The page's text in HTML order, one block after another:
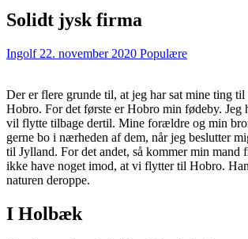
Solidt jysk firma
Ingolf 22. november 2020 Populære
Der er flere grunde til, at jeg har sat mine ting
Hobro. For det første er Hobro min fødeby. Jeg
vil flytte tilbage dertil. Mine forældre og min
gerne bo i nærheden af dem, når jeg beslutter
til Jylland. For det andet, så kommer min mand
ikke have noget imod, at vi flytter til Hobro.
naturen deroppe.
I Holbæk